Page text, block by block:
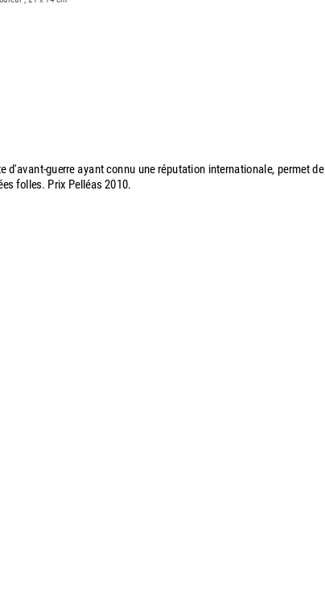
guerre ayant connu une réputation internationale, permet de
folles. Prix Pelléas 2010.